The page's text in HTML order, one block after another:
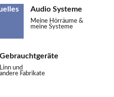
Audio Systeme
Meine Hörräume &
meine Systeme
Gebrauchtgeräte
Linn und
andere Fabrikate